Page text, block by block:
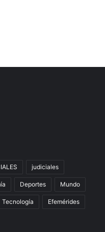
judiciales
Deportes Mundo
Tecnología Efemérides